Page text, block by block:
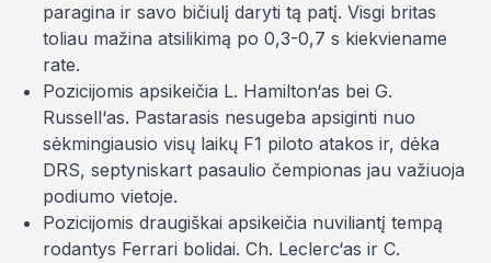
paragina ir savo bičiulį daryti tą patį. Visgi britas
toliau mažina atsilikimą po 0,3-0,7 s kiekviename
rate.
Pozicijomis apsikeičia L. Hamilton‘as bei G.
Russell‘as. Pastarasis nesugeba apsiginti nuo
sėkmingiausio visų laikų F1 piloto atakos ir, dėka
DRS, septyniskart pasaulio čempionas jau važiuoja
podiumo vietoje.
Pozicijomis draugiškai apsikeičia nuviliantį tempą
rodantys Ferrari bolidai. Ch. Leclerc‘as ir C.